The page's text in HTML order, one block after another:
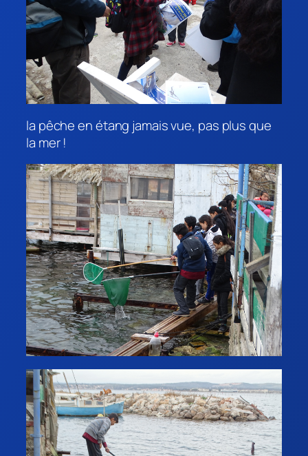
la pêche en étang jamais vue, pas plus que
la mer !